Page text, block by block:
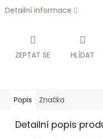
Detailní informace
ZEPTAT SE HLÍDAT
Popis Značka
Detailní popis